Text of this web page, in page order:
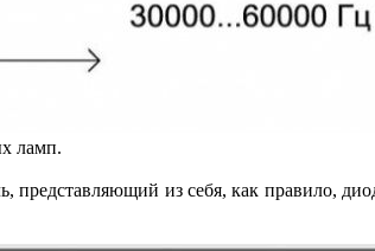
ламп.
представляющий из себя, как правило,